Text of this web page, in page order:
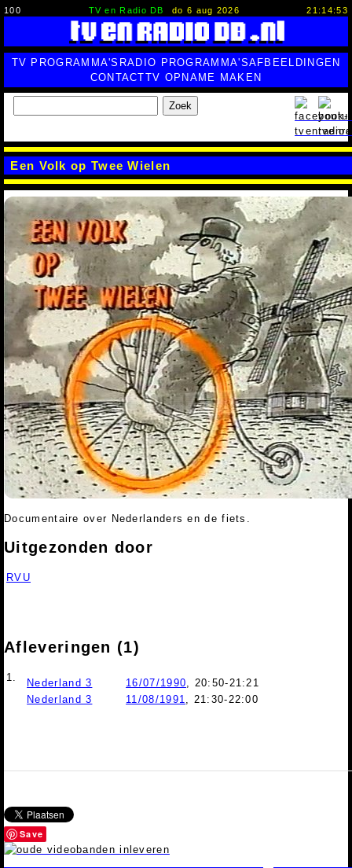
100 TV en Radio DB do 6 aug 2026 21:14:53
TV PROGRAMMA'S RADIO PROGRAMMA'SAFBEELDINGEN
CONTACTTV OPNAME MAKEN
Zoek
Een Volk op Twee Wielen
Documentaire over Nederlanders en de fiets.
Uitgezonden door
RVU
Afleveringen (1)
1. Nederland 3 16/07/1990 , 20:50-21:21
Nederland 3
11/08/1991 , 21:30-22:00
Save